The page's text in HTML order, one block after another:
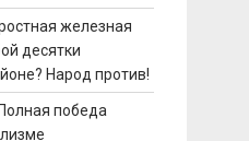
железная
десятки
Народ против!
победа